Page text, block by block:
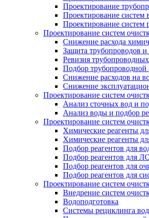
Проектирование
Проектирование систем
Проектирование систем
Проектирование систем
Снижение расхода
Защита трубопроводов
Ревизия
Подбор трубопроводной
Снижение расходов на
Снижение
Проектирование систем
Анализ сточных вод и
Анализ воды и подбор
Проектирование систем
Химические реагенты
Химические реагенты
Подбор реагентов для
Подбор реагентов для
Подбор реагентов для
Подбор реагентов для
Проектирование систем
Внедрение систем
Водоподготовка
Системы рециклинга